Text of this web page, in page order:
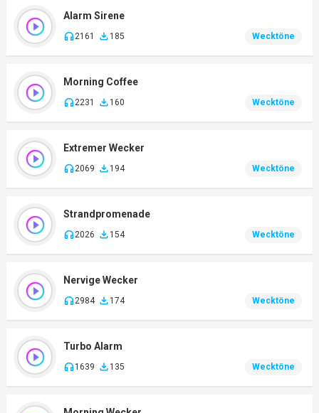
Alarm Sirene
2161 185 Wecktöne
Morning Coffee
2231 160 Wecktöne
Extremer Wecker
2069 194 Wecktöne
Strandpromenade
2026 154 Wecktöne
Nervige Wecker
2984 174 Wecktöne
Turbo Alarm
1639 135 Wecktöne